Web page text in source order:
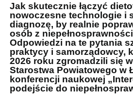
Jak skutecznie łączyć
nowoczesne technologie i
diagnozę, by realnie
osób z
Odpowiedzi na te pytania
praktycy i samorządowcy,
2026 roku zgromadzili się
Starostwa Powiatowego w
konferencji naukowej
podejście do